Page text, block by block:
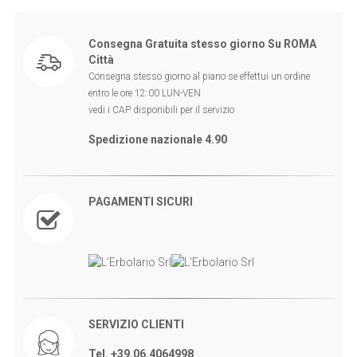
Consegna Gratuita stesso giorno Su ROMA
Città
Consegna stesso giorno al piano se effettui un ordine
entro le ore 12:00 LUN-VEN
vedi i CAP disponibili per il servizio
Spedizione nazionale 4.90
PAGAMENTI SICURI
SERVIZIO CLIENTI